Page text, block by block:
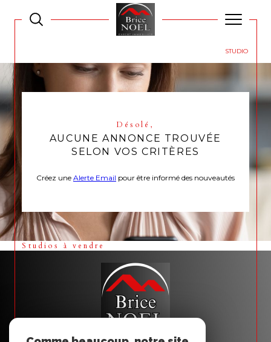
STUDIO
Désolé,
AUCUNE ANNONCE TROUVÉE
SELON VOS CRITÈRES
Créez une Alerte Email pour être informé des nouveautés
Studios à vendre